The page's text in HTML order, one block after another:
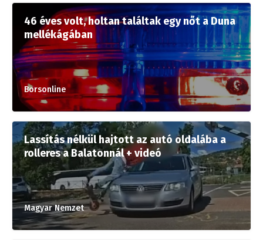
46 éves volt, holtan találtak egy nőt a Duna
mellékágában
Borsonline
Lassítás nélkül hajtott az autó oldalába a
rolleres a Balatonnál + videó
Magyar Nemzet